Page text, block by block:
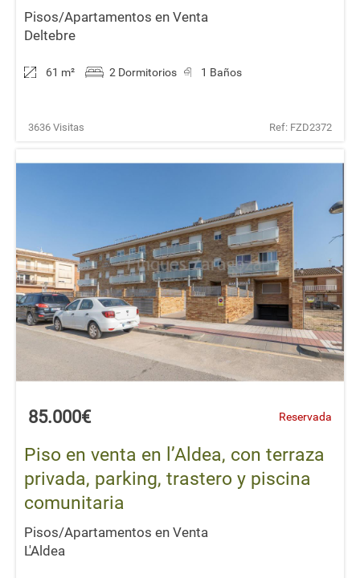
Pisos/Apartamentos en Venta
Deltebre
61 m² 2 Dormitorios 1 Baños
3636 Visitas Ref: FZD2372
85.000€ Reservada
Piso en venta en l’Aldea, con terraza
privada, parking, trastero y piscina
comunitaria
Pisos/Apartamentos en Venta
L'Aldea